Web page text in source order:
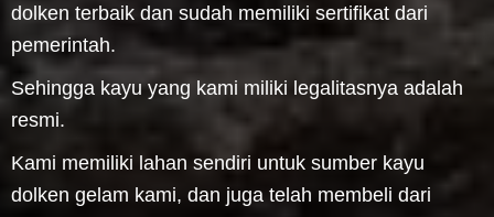
dolken terbaik dan sudah memiliki sertifikat dari
pemerintah.
Sehingga kayu yang kami miliki legalitasnya adalah
resmi.
Kami memiliki lahan sendiri untuk sumber kayu
dolken gelam kami, dan juga telah membeli dari